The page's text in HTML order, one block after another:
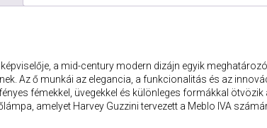
a mid-century modern dizájn egyik
Az ő munkái az elegancia, a funkcionalitás és az
fémekkel, üvegekkel és különleges formákkal
amelyet Harvey Guzzini tervezett a Meblo IVA